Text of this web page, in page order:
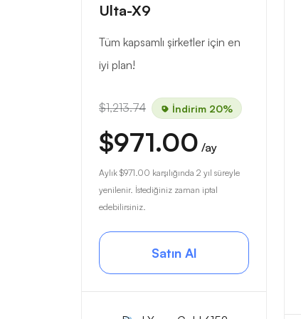
Ulta-X9
Tüm kapsamlı şirketler için en
iyi plan!
$1,213.74 İndirim 20%
$971.00 /ay
Aylık $971.00 karşılığında 2 yıl süreyle
yenilenir. İstediğiniz zaman iptal
edebilirsiniz.
Satın Al